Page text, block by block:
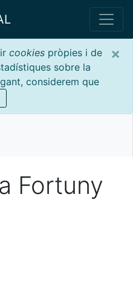
×
cookies pròpies i de
sobre la
considerem que
Fortuny